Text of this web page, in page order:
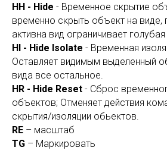
HH - Hide - Временное скрытие
временно скрыть объект на виде,
активна вид ограничивает
HI - Hide Isolate - Временная
Оставляет видимым выделенный
вида все остальное.
HR - Hide Reset - Сброс
объектов; Отменяет действия
скрытия/изоляции обьектов.
RE – масштаб
TG – Маркировать